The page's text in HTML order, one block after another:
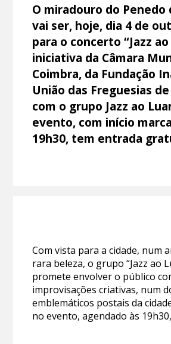
O miradouro do Penedo
vai ser, hoje, dia 4 de
para o concerto “Jazz
iniciativa da Câmara
Coimbra, da Fundação
União das Freguesias
com o grupo Jazz ao
evento, com início
19h30, tem entrada
Com vista para a cidade, num
rara beleza, o grupo “Jazz ao
promete envolver o público
improvisações criativas, num
emblemáticos postais da
no evento, agendado às